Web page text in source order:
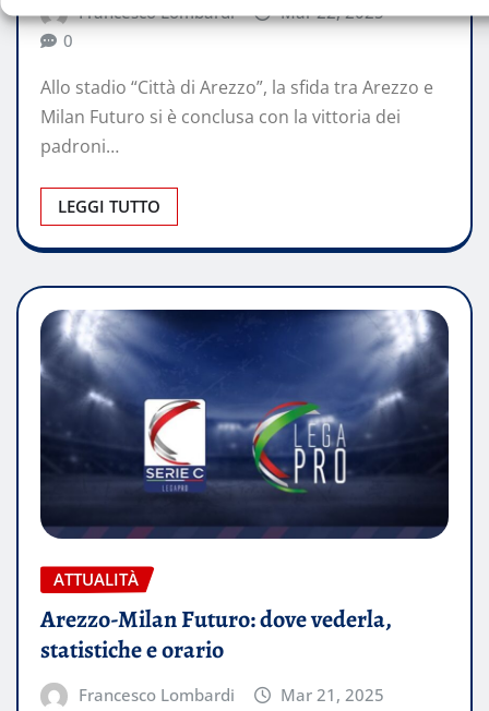
Francesco Lombardi
Mar 22, 2025
0
Allo stadio “Città di Arezzo”, la sfida tra Arezzo e
Milan Futuro si è conclusa con la vittoria dei
padroni…
LEGGI TUTTO
ATTUALITÀ
Arezzo-Milan Futuro: dove vederla,
statistiche e orario
Francesco Lombardi
Mar 21, 2025